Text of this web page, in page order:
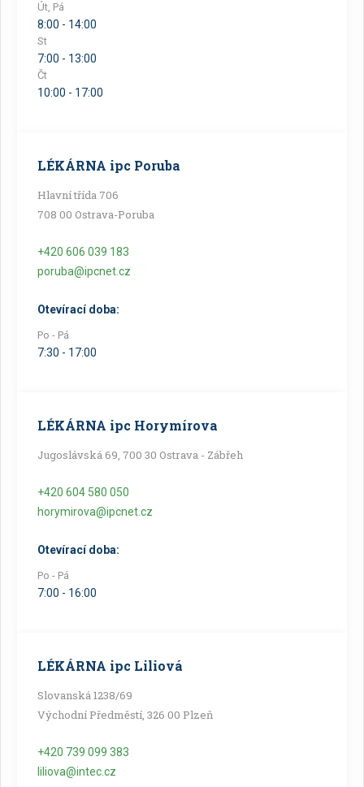
Út, Pá
8:00 - 14:00
St
7:00 - 13:00
Čt
10:00 - 17:00
LÉKÁRNA ipc Poruba
Hlavní třída 706
708 00 Ostrava-Poruba
+420 606 039 183
poruba@ipcnet.cz
Otevírací doba:
Po - Pá
7:30 - 17:00
LÉKÁRNA ipc Horymírova
Jugoslávská 69, 700 30 Ostrava - Zábřeh
+420 604 580 050
horymirova@ipcnet.cz
Otevírací doba:
Po - Pá
7:00 - 16:00
LÉKÁRNA ipc Liliová
Slovanská 1238/69
Východní Předměstí, 326 00 Plzeň
+420 739 099 383
liliova@intec.cz